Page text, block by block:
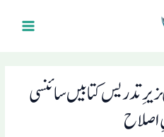
تدریس کتابیں سائنسی
اصلاح